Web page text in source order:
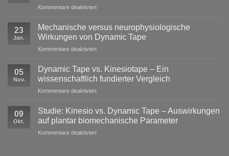
Kommentare deaktiviertfür
im
Profisport
–
reine
Stabilisation
ausreicht
23
Jan.
Mechanische versus neurophysiologische
Wirkungen von Dynamic Tape
Kommentare deaktiviertfür
versus
neurophysiologische
Wirkungen
von
05
Nov.
Dynamic Tape vs. Kinesiotape – Ein
wissenschaftlich fundierter Vergleich
Kommentare deaktiviertfür
Tape
Kinesiotape
–
09
Okt.
Studie: Kinesio vs. Dynamic Tape – Auswirkungen
auf plantar biomechanische Parameter
Kommentare deaktiviertfür